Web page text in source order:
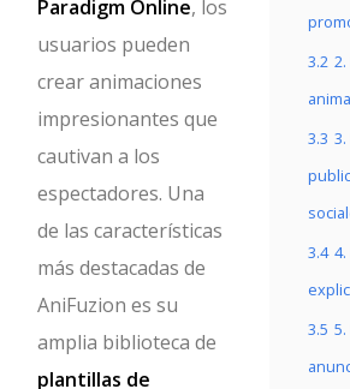
3.2
3.3
3.4
3.5
Paradigm Online, los
usuarios pueden
crear animaciones
impresionantes que
cautivan a los
espectadores. Una
de las características
más destacadas de
AniFuzion es su
amplia biblioteca de
plantillas de